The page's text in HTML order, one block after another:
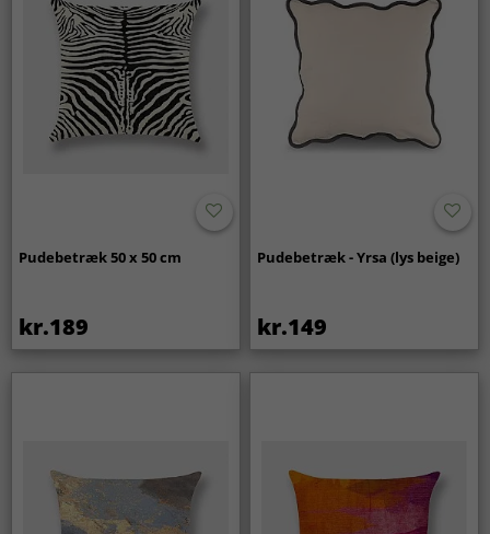
Pudebetræk 50 x 50 cm
kr.189
Pudebetræk - Yrsa (lys beige)
kr.149